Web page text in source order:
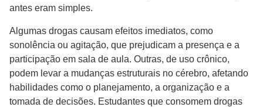
antes eram simples.
Algumas drogas causam efeitos imediatos, como
sonolência ou agitação, que prejudicam a presença e a
participação em sala de aula. Outras, de uso crônico,
podem levar a mudanças estruturais no cérebro, afetando
habilidades como o planejamento, a organização e a
tomada de decisões. Estudantes que consomem drogas